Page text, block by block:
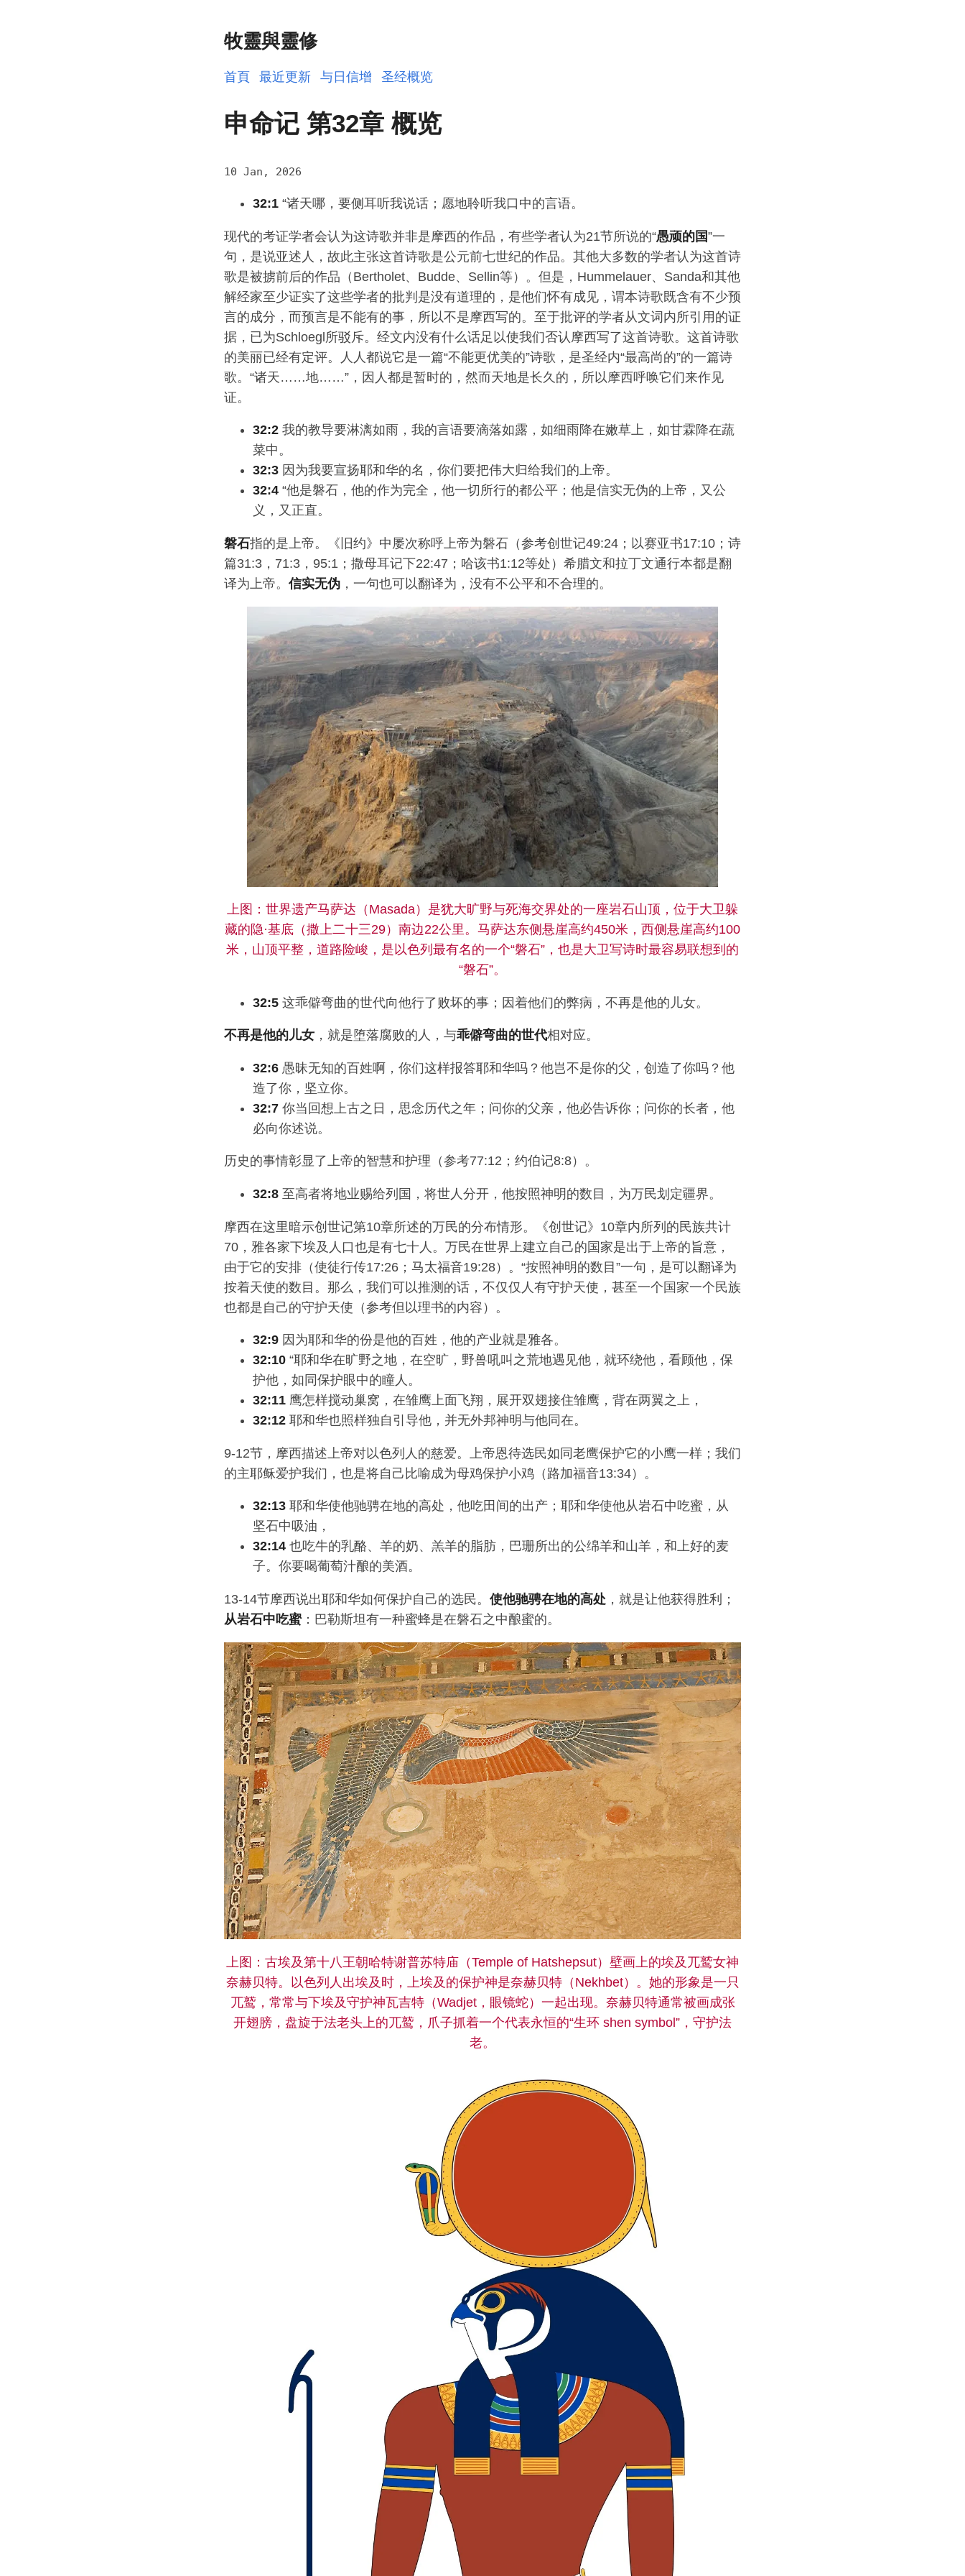
牧靈與靈修
首頁 最近更新 与日信增 圣经概览
申命记 第32章 概览
10 Jan, 2026
32:1 “诸天哪，要侧耳听我说话；愿地聆听我口中的言语。
现代的考证学者会认为这诗歌并非是摩西的作品，有些学者认为21节所说的“愚顽的国”一
句，是说亚述人，故此主张这首诗歌是公元前七世纪的作品。其他大多数的学者认为这首诗
歌是被掳前后的作品（Bertholet、Budde、Sellin等）。但是，Hummelauer、Sanda和其他
解经家至少证实了这些学者的批判是没有道理的，是他们怀有成见，谓本诗歌既含有不少预
言的成分，而预言是不能有的事，所以不是摩西写的。至于批评的学者从文词内所引用的证
据，已为Schloegl所驳斥。经文内没有什么话足以使我们否认摩西写了这首诗歌。这首诗歌
的美丽已经有定评。人人都说它是一篇“不能更优美的”诗歌，是圣经内“最高尚的”的一篇诗
歌。“诸天……地……”，因人都是暂时的，然而天地是长久的，所以摩西呼唤它们来作见
证。
32:2 我的教导要淋漓如雨，我的言语要滴落如露，如细雨降在嫩草上，如甘霖降在蔬
菜中。
32:3 因为我要宣扬耶和华的名，你们要把伟大归给我们的上帝。
32:4 “他是磐石，他的作为完全，他一切所行的都公平；他是信实无伪的上帝，又公
义，又正直。
磐石指的是上帝。《旧约》中屡次称呼上帝为磐石（参考创世记49:24；以赛亚书17:10；诗
篇31:3，71:3，95:1；撒母耳记下22:47；哈该书1:12等处）希腊文和拉丁文通行本都是翻
译为上帝。 信实无伪 ，一句也可以翻译为，没有不公平和不合理的。
上图：世界遗产马萨达（Masada）是犹大旷野与死海交界处的一座岩石山顶，位于大卫躲
藏的隐·基底（撒上二十三29）南边22公里。马萨达东侧悬崖高约450米，西侧悬崖高约100
米，山顶平整，道路险峻，是以色列最有名的一个“磐石”，也是大卫写诗时最容易联想到的
“磐石”。
32:5 这乖僻弯曲的世代向他行了败坏的事；因着他们的弊病，不再是他的儿女。
不再是他的儿女 ，就是堕落腐败的人，与乖僻弯曲的世代相对应。
32:6 愚昧无知的百姓啊，你们这样报答耶和华吗？他岂不是你的父，创造了你吗？他
造了你，坚立你。
32:7 你当回想上古之日，思念历代之年；问你的父亲，他必告诉你；问你的长者，他
必向你述说。
历史的事情彰显了上帝的智慧和护理（参考77:12；约伯记8:8）。
32:8 至高者将地业赐给列国，将世人分开，他按照神明的数目，为万民划定疆界。
摩西在这里暗示创世记第10章所述的万民的分布情形。《创世记》10章内所列的民族共计
70，雅各家下埃及人口也是有七十人。万民在世界上建立自己的国家是出于上帝的旨意，
由于它的安排（使徒行传17:26；马太福音19:28）。“按照神明的数目”一句，是可以翻译为
按着天使的数目。那么，我们可以推测的话，不仅仅人有守护天使，甚至一个国家一个民族
也都是自己的守护天使（参考但以理书的内容）。
32:9 因为耶和华的份是他的百姓，他的产业就是雅各。
32:10 “耶和华在旷野之地，在空旷，野兽吼叫之荒地遇见他，就环绕他，看顾他，保
护他，如同保护眼中的瞳人。
32:11 鹰怎样搅动巢窝，在雏鹰上面飞翔，展开双翅接住雏鹰，背在两翼之上，
32:12 耶和华也照样独自引导他，并无外邦神明与他同在。
9-12节，摩西描述上帝对以色列人的慈爱。上帝恩待选民如同老鹰保护它的小鹰一样；我们
的主耶稣爱护我们，也是将自己比喻成为母鸡保护小鸡（路加福音13:34）。
32:13 耶和华使他驰骋在地的高处，他吃田间的出产；耶和华使他从岩石中吃蜜，从
坚石中吸油，
32:14 也吃牛的乳酪、羊的奶、羔羊的脂肪，巴珊所出的公绵羊和山羊，和上好的麦
子。你要喝葡萄汁酿的美酒。
13-14节摩西说出耶和华如何保护自己的选民。 使他驰骋在地的高处 ，就是让他获得胜利；
从岩石中吃蜜：巴勒斯坦有一种蜜蜂是在磐石之中酿蜜的。
上图：古埃及第十八王朝哈特谢普苏特庙（Temple of Hatshepsut）壁画上的埃及兀鹫女神
奈赫贝特。以色列人出埃及时，上埃及的保护神是奈赫贝特（Nekhbet）。她的形象是一只
兀鹫，常常与下埃及守护神瓦吉特（Wadjet，眼镜蛇）一起出现。奈赫贝特通常被画成张
开翅膀，盘旋于法老头上的兀鹫，爪子抓着一个代表永恒的“生环 shen symbol”，守护法
老。